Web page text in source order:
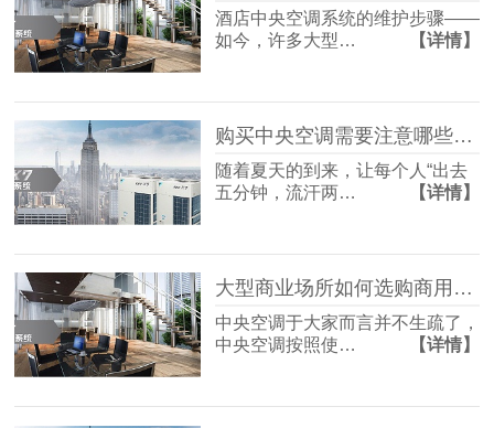
酒店中央空调系统的维护步骤——
如今，许多大型…
【详情】
购买中央空调需要注意哪些要点？「国佳冷暖」
随着夏天的到来，让每个人“出去
五分钟，流汗两…
【详情】
大型商业场所如何选购商用中央空调？「国佳冷暖」
中央空调于大家而言并不生疏了，
中央空调按照使…
【详情】